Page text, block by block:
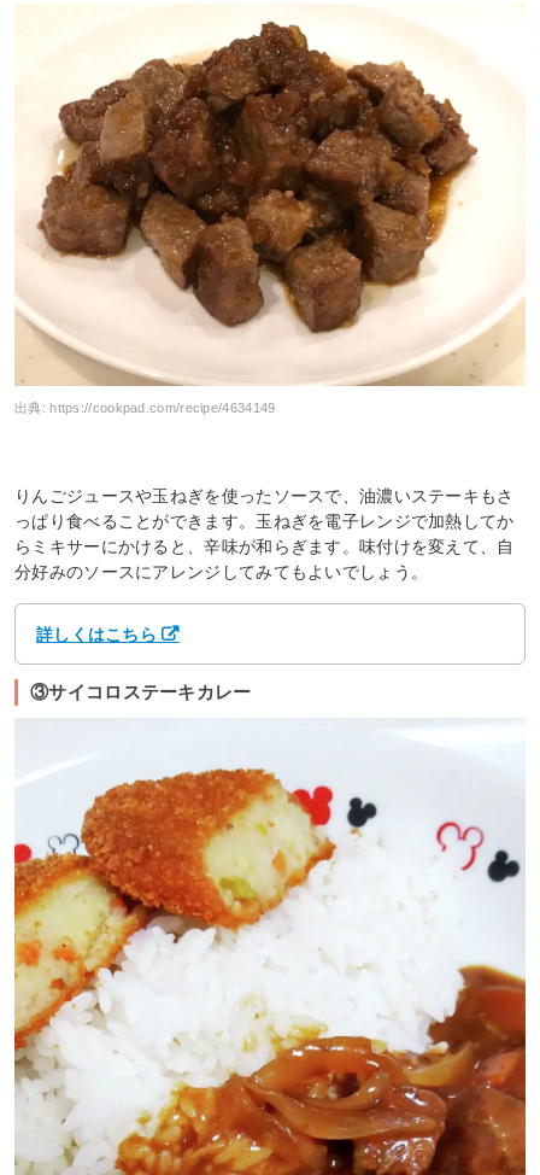
出典:https://cookpad.com/recipe/4634149
りんごジュースや玉ねぎを使ったソースで、油濃いステーキもさ
っぱり食べることができます。玉ねぎを電子レンジで加熱してか
らミキサーにかけると、辛味が和らぎます。味付けを変えて、自
分好みのソースにアレンジしてみてもよいでしょう。
詳しくはこちら
③サイコロステーキカレー